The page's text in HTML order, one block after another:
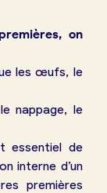
on
les œufs, le
nappage, le
essentiel de
interne d’un
premières